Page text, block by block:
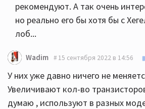
рекомендуют. А так очень
но реально его бы хотя бы с
лоб...
Wadim 15 сентября 2022 в 14:56
У них уже давно ничего не
Увеличивают кол-во
думаю , используют в разных